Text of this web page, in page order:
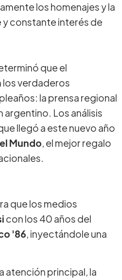
los homenajes y la
constante interés de
que el
verdaderos
la prensa regional
argentino. Los análisis
llegó a este nuevo año
Mundo, el mejor regalo
que los medios
con los 40 años del
'86, inyectándole una
atención principal, la